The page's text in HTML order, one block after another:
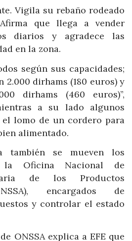
Vigila su rebaño rodeado
que llega a vender
diarios y agradece las
en la zona.
según sus capacidades;
2.000 dirhams (180 euros) y
dirhams (460 euros)”,
a su lado algunos
lomo de un cordero para
alimentado.
también se mueven los
la Oficina Nacional de
de los Productos
encargados de
y controlar el estado
ONSSA explica a EFE que